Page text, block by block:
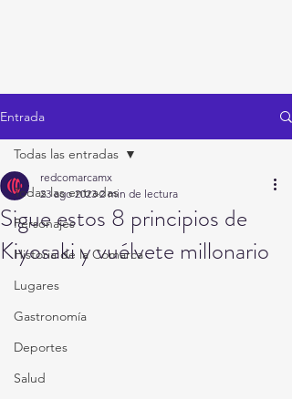
Entrada
Todas las entradas
Personajes
Historia de la Comarca
Lugares
Gastronomía
Deportes
Salud
Todas las entradas
Sigue estos 8 principios de
Kiyosaki y vuélvete millonario
redcomarcamx
23 ago 2023 2 min de lectura